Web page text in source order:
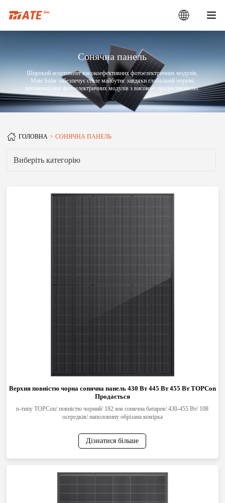
Сонячна панель
Широкий асортимент високоефективних фотоелектричних модулів,
Mate Solar забезпечує стале майбутнє завдяки глобальній мережі
високоякісних фотоелектричних модулів з високою продуктивністю.
ГОЛОВНА СОНЯЧНА ПАНЕЛЬ
Виберіть категорію
Верхня повністю чорна сонячна панель 430 Вт 445 Вт 455 Вт TOPCon
Продається
n-типу TOPCon/ повністю чорний/ 182 мм сонячна батарея/ 430-455 Вт/ 108
осередків/ наполовину обрізана комірка
Дізнатися більше